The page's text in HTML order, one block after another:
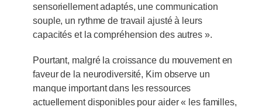
sensoriellement adaptés, une communication
souple, un rythme de travail ajusté à leurs
capacités et la compréhension des autres ».
Pourtant, malgré la croissance du mouvement en
faveur de la neurodiversité, Kim observe un
manque important dans les ressources
actuellement disponibles pour aider « les familles,